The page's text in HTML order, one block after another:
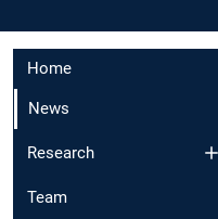
Home
News
Research
Team